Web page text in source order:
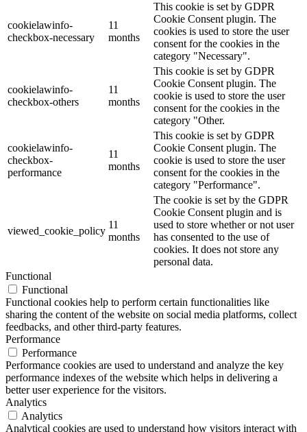
cookielawinfo-
checkbox-necessary
11
months
This cookie is set by GDPR
Cookie Consent plugin. The
cookies is used to store the user
consent for the cookies in the
category "Necessary".
cookielawinfo-
checkbox-others
11
months
This cookie is set by GDPR
Cookie Consent plugin. The
cookie is used to store the user
consent for the cookies in the
category "Other.
cookielawinfo-
checkbox-
performance
11
months
This cookie is set by GDPR
Cookie Consent plugin. The
cookie is used to store the user
consent for the cookies in the
category "Performance".
viewed_cookie_policy
11
months
The cookie is set by the GDPR
Cookie Consent plugin and is
used to store whether or not user
has consented to the use of
cookies. It does not store any
personal data.
Functional
Functional
Functional cookies help to perform certain functionalities like
sharing the content of the website on social media platforms, collect
feedbacks, and other third-party features.
Performance
Performance
Performance cookies are used to understand and analyze the key
performance indexes of the website which helps in delivering a
better user experience for the visitors.
Analytics
Analytics
Analytical cookies are used to understand how visitors interact with